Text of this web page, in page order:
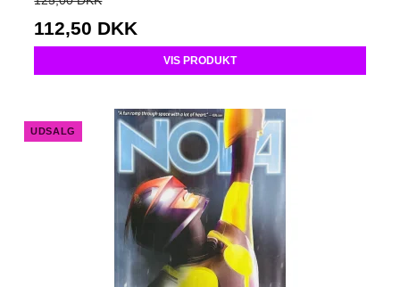
112,50 DKK
VIS PRODUKT
UDSALG